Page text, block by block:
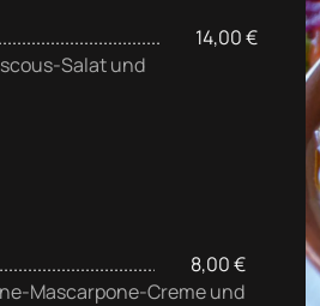
14,00 €
Salat und
8,00 €
Mascarpone-Creme und